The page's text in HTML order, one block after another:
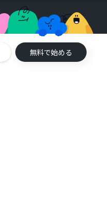
無料で始める